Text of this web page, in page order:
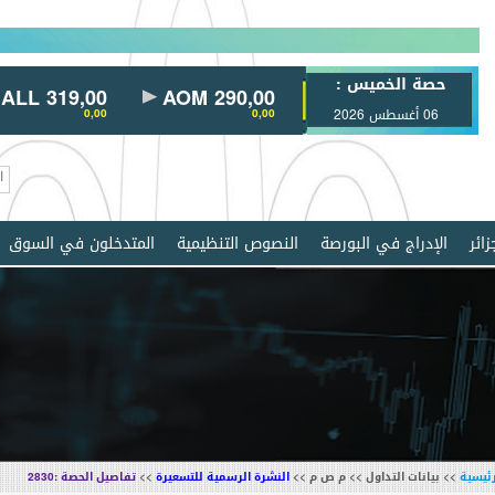
حصة الخميس :
06 أغسطس 2026 319,00
0,00 AOM 290,00
0,00 AL30 100,00
0,00
الإدراج في البورصة النصوص التنظيمية المتدخلون في السوق
>> بيانات التداول >> م ص م >>النشرة الرسمية للتسعيرة>>تفاصيل الحصة :2830